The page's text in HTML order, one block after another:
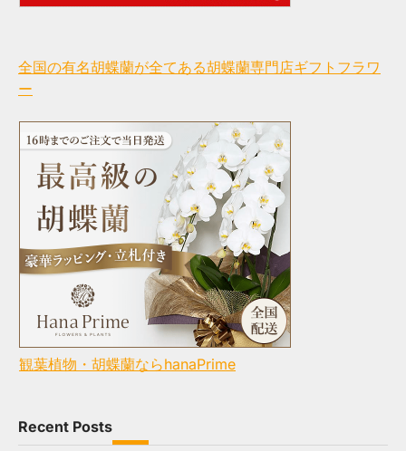
全国の有名胡蝶蘭が全てある胡蝶蘭専門店ギフトフラワ
ー
観葉植物・胡蝶蘭ならhanaPrime
Recent Posts